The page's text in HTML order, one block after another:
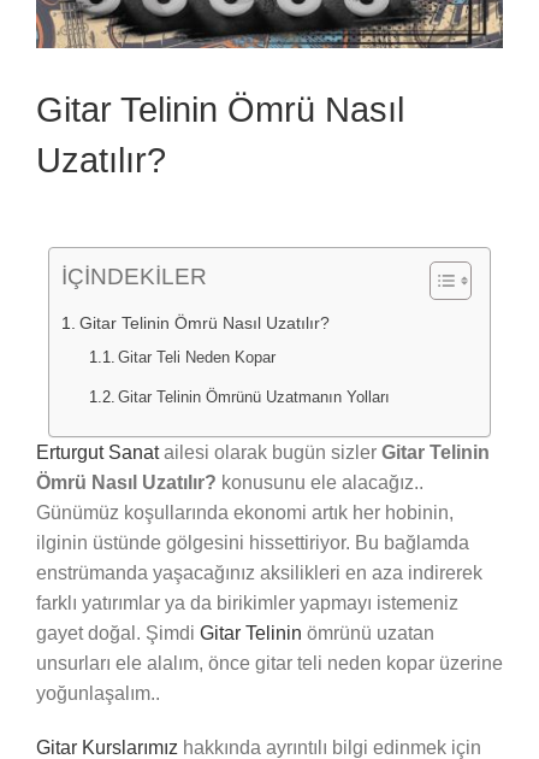
Gitar Telinin Ömrü Nasıl
Uzatılır?
İÇİNDEKİLER
Gitar Telinin Ömrü Nasıl Uzatılır?
Gitar Teli Neden Kopar
Gitar Telinin Ömrünü Uzatmanın Yolları
Erturgut Sanatailesi olarak bugün sizler Gitar Telinin
Ömrü Nasıl Uzatılır? konusunu ele alacağız..
Günümüz koşullarında ekonomi artık her hobinin,
ilginin üstünde gölgesini hissettiriyor. Bu bağlamda
enstrümanda yaşacağınız aksilikleri en aza indirerek
farklı yatırımlar ya da birikimler yapmayı istemeniz
gayet doğal. Şimdi Gitar Telinin ömrünü uzatan
unsurları ele alalım, önce gitar teli neden kopar üzerine
yoğunlaşalım..
Gitar Kurslarımız hakkında ayrıntılı bilgi edinmek için